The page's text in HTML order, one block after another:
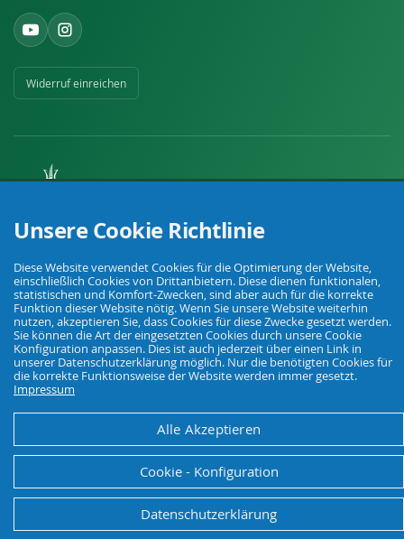
Widerruf einreichen
© Agrarking. Alle Rechte vorbehalten.
AGBDatenschutzWiderrufsbelehrungImpressum
Unsere Cookie Richtlinie
Diese Website verwendet Cookies für die Optimierung der Website,
einschließlich Cookies von Drittanbietern. Diese dienen funktionalen,
statistischen und Komfort-Zwecken, sind aber auch für die korrekte
Funktion dieser Website nötig. Wenn Sie unsere Website weiterhin
nutzen, akzeptieren Sie, dass Cookies für diese Zwecke gesetzt werden.
Sie können die Art der eingesetzten Cookies durch unsere Cookie
Konfiguration anpassen. Dies ist auch jederzeit über einen Link in
unserer Datenschutzerklärung möglich. Nur die benötigten Cookies für
die korrekte Funktionsweise der Website werden immer gesetzt.
Impressum
Alle Akzeptieren
Cookie - Konfiguration
Datenschutzerklärung